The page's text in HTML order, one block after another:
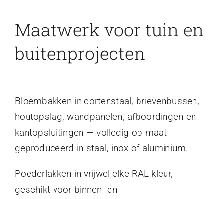
Maatwerk voor tuin en
buitenprojecten
Bloembakken in cortenstaal, brievenbussen,
houtopslag, wandpanelen, afboordingen en
kantopsluitingen — volledig op maat
geproduceerd in staal, inox of aluminium.
Poederlakken in vrijwel elke RAL-kleur,
geschikt voor binnen- én